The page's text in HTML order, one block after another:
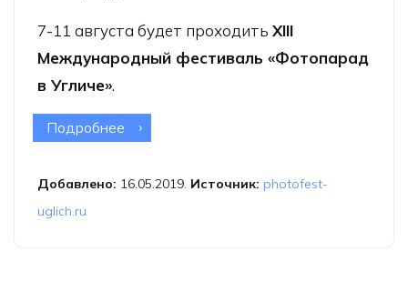
7-11 августа будет проходить XIII
Международный фестиваль «Фотопарад
в Угличе».
Подробнее о XIII Международный фестиваль
Добавлено: 16.05.2019. Источник: photofest-
uglich.ru